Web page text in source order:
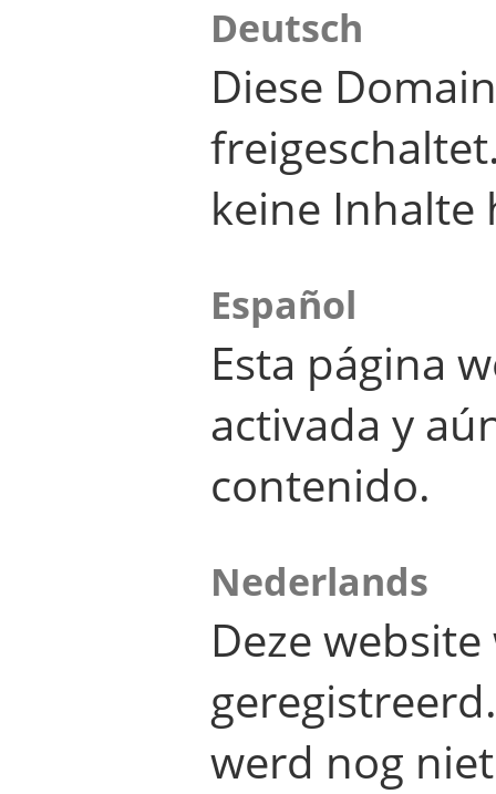
Deutsch
Diese
keine Inhalte
Español
Esta página
activada y
contenido.
Nederlands
Deze
werd nog